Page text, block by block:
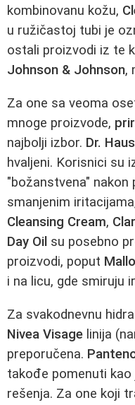
kombinovanu kožu,
u ružičastoj tubi je
ostali proizvodi iz te
Johnson & Johnson,
Za one sa veoma
mnoge proizvode,
najbolji izbor. Dr.
hvaljeni. Korisnici su
"božanstvena" nakon
smanjenim
Cleansing Cream,
Day Oil su posebno
proizvodi, poput
i na licu, gde smiruju
Za svakodnevnu
Nivea Visage linija
preporučena.
takođe pomenuti
rešenja. Za one koji